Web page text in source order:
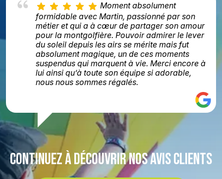
Moment absolument
formidable avec Martin, passionné par son
métier et qui a à cœur de partager son amour
pour la montgolfière. Pouvoir admirer le lever
du soleil depuis les airs se mérite mais fut
absolument magique, un de ces moments
suspendus qui marquent à vie. Merci encore à
lui ainsi qu’à toute son équipe si adorable,
nous nous sommes régalés.
CONTINUEZ À DÉCOUVRIR NOS AVIS CLIENTS